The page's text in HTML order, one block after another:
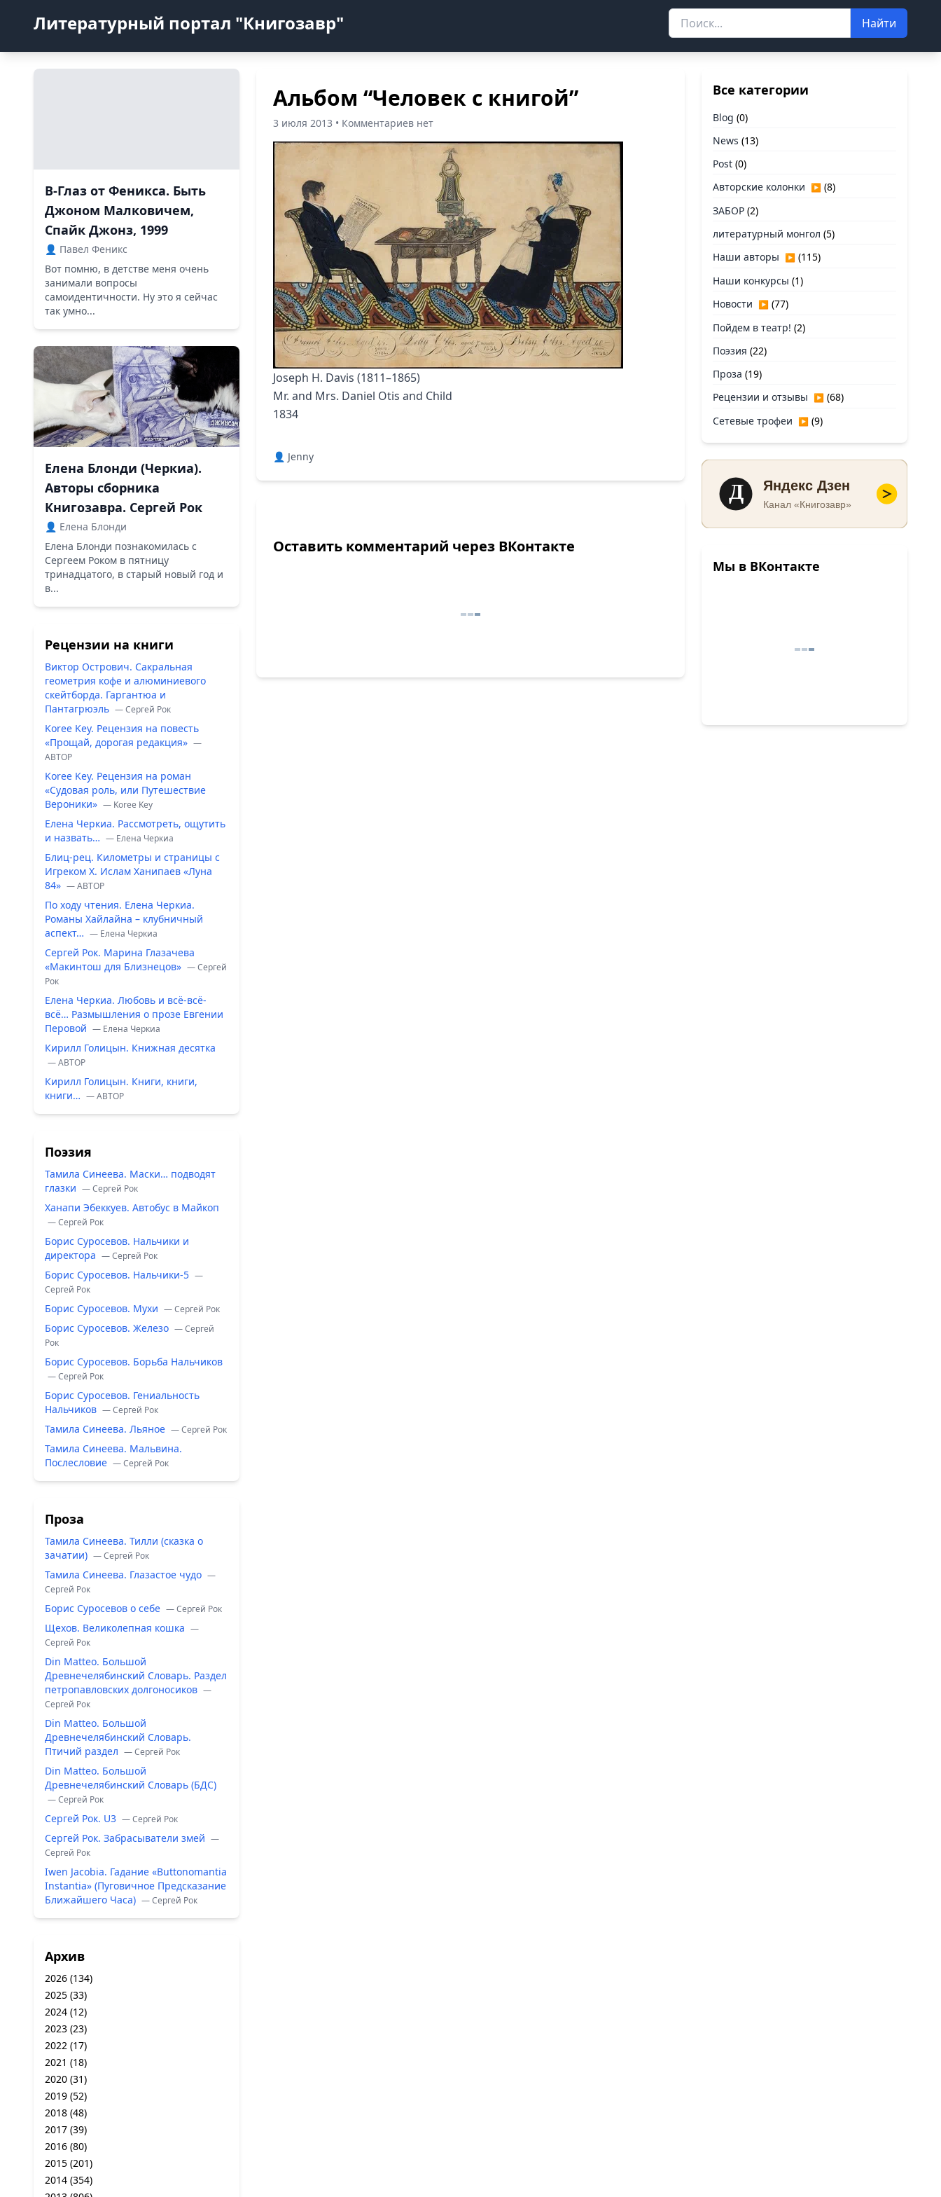
Литературный портал "Книгозавр" Найти
В-Глаз от Феникса. Быть
Джоном Малковичем,
Спайк Джонз, 1999
👤 Павел Феникс
Вот помню, в детстве меня очень
занимали вопросы
самоидентичности. Ну это я сейчас
так умно...
Елена Блонди (Черкиа).
Авторы сборника
Книгозавра. Сергей Рок
👤 Елена Блонди
Елена Блонди познакомилась с
Сергеем Роком в пятницу
тринадцатого, в старый новый год и
в...
Рецензии на книги
Виктор Острович. Сакральная
геометрия кофе и алюминиевого
скейтборда. Гаргантюа и
Пантагрюэль — Сергей Рок
Koree Key. Рецензия на повесть
«Прощай, дорогая редакция» —
ABTOP
Koree Key. Рецензия на роман
«Судовая роль, или Путешествие
Вероники» — Koree Key
Елена Черкиа. Рассмотреть, ощутить
и назвать… — Елена Черкиа
Блиц-рец. Километры и страницы с
Игреком Х. Ислам Ханипаев «Луна
84» — ABTOP
По ходу чтения. Елена Черкиа.
Романы Хайлайна – клубничный
аспект… — Елена Черкиа
Сергей Рок. Марина Глазачева
«Макинтош для Близнецов» — Сергей
Рок
Елена Черкиа. Любовь и всё-всё-
всё… Размышления о прозе Евгении
Перовой — Елена Черкиа
Кирилл Голицын. Книжная десятка
— ABTOP
Кирилл Голицын. Книги, книги,
книги… — ABTOP
Поэзия
Тамила Синеева. Маски… подводят
глазки — Сергей Рок
Ханапи Эбеккуев. Автобус в Майкоп
— Сергей Рок
Борис Суросевов. Нальчики и
директора — Сергей Рок
Борис Суросевов. Нальчики-5 —
Сергей Рок
Борис Суросевов. Мухи — Сергей Рок
Борис Суросевов. Железо — Сергей
Рок
Борис Суросевов. Борьба Нальчиков
— Сергей Рок
Борис Суросевов. Гениальность
Нальчиков — Сергей Рок
Тамила Синеева. Льяное — Сергей Рок
Тамила Синеева. Мальвина.
Послесловие — Сергей Рок
Проза
Тамила Синеева. Тилли (сказка о
зачатии) — Сергей Рок
Тамила Синеева. Глазастое чудо —
Сергей Рок
Борис Суросевов о себе — Сергей Рок
Щехов. Великолепная кошка —
Сергей Рок
Din Matteo. Большой
Древнечелябинский Словарь. Раздел
петропавловских долгоносиков —
Сергей Рок
Din Matteo. Большой
Древнечелябинский Словарь.
Птичий раздел — Сергей Рок
Din Matteo. Большой
Древнечелябинский Словарь (БДС)
— Сергей Рок
Сергей Рок. U3 — Сергей Рок
Сергей Рок. Забрасыватели змей —
Сергей Рок
Iwen Jacobia. Гадание «Buttonomantia
Instantia» (Пуговичное Предсказание
Ближайшего Часа) — Сергей Рок
Архив
2026 (134)
2025 (33)
2024 (12)
2023 (23)
2022 (17)
2021 (18)
2020 (31)
2019 (52)
2018 (48)
2017 (39)
2016 (80)
2015 (201)
2014 (354)
Альбом “Человек с книгой”
3 июля 2013 • Комментариев нет
Joseph H. Davis (1811–1865)
Mr. and Mrs. Daniel Otis and Child
1834
👤 Jenny
Оставить комментарий через ВКонтакте
Все категории
Blog (0)
News (13)
Post (0)
Авторские колонки ▶ (8)
ЗАБОР (2)
литературный монгол (5)
Наши авторы ▶ (115)
Наши конкурсы (1)
Новости ▶ (77)
Пойдем в театр! (2)
Поэзия (22)
Проза (19)
Рецензии и отзывы ▶ (68)
Сетевые трофеи ▶ (9)
Д Яндекс Дзен
Канал «Книгозавр»
Мы в ВКонтакте